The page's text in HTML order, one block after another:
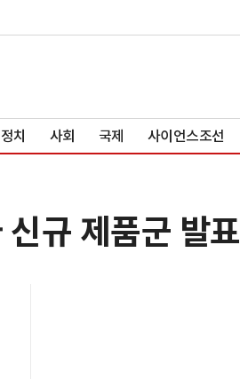
정치 사회 국제 사이언스조선
규 제품군 발표